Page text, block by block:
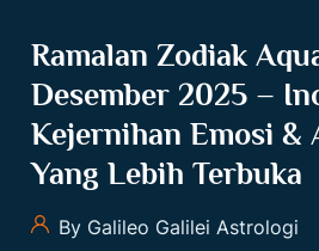
Ramalan Zodiak
Desember 2025 –
Kejernihan Emosi &
Yang Lebih Terbuka
By Galileo Galilei Astrologi